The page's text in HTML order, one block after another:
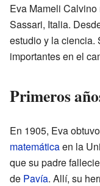
Eva Mameli
Sassari, Italia.
estudio y la ciencia.
importantes en el
Primeros
En 1905, Eva
matemáticaen la
que su padre
de Pavía. Allí, su